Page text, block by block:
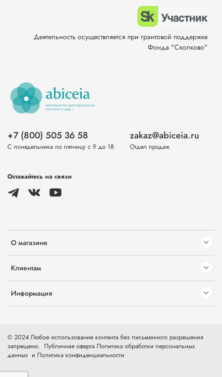
О магазине
Клиентам
Информация
+7 (800) 505 36 58
С понедельника по пятницу с 9 до 18
zakaz@abiceia.ru
Отдел продаж
Оставайтесь на связи
Деятельность осуществляется при грантовой поддержке
Фонда "Сколково"
© 2024 Любое использование контента без письменного разрешения
запрещено. Публичная оферта Политика обработки персональных
данных и Политика конфиденциальности